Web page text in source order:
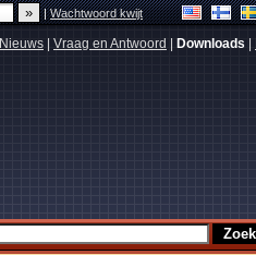
|Wachtwoord kwijt
Nieuws Vraag en Antwoord Downloads